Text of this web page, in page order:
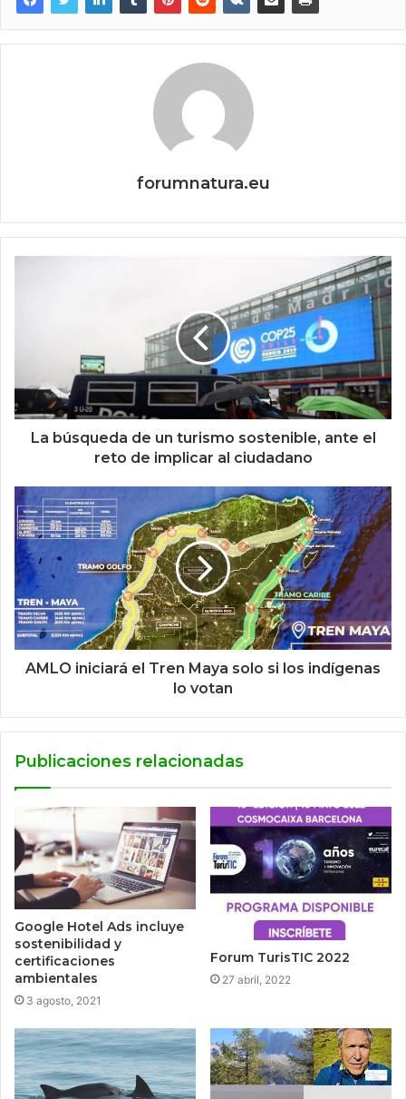
forumnatura.eu
La búsqueda de un turismo sostenible, ante el
reto de implicar al ciudadano
AMLO iniciará el Tren Maya solo si los indígenas
lo votan
Publicaciones relacionadas
Google Hotel Ads incluye
sostenibilidad y
certificaciones
ambientales
3 agosto, 2021
Forum TurisTIC 2022
27 abril, 2022